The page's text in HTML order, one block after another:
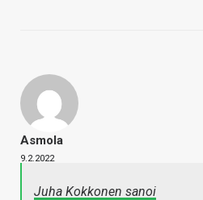
Asmola
9.2.2022
Juha Kokkonen sanoi